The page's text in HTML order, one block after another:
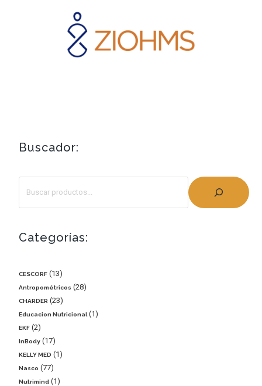
Buscador:
Categorías:
CESCORF 13
Antropométricos 28
CHARDER 23
Educacion Nutricional 1
EKF 2
InBody 17
KELLY MED 1
Nasco 77
Nutrimind 1